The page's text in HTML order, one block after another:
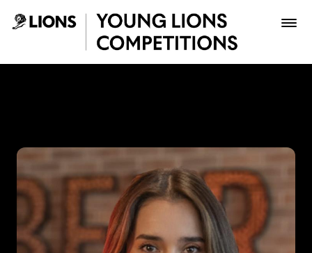
Saltar al contenido principal
Inscribir
Boletería